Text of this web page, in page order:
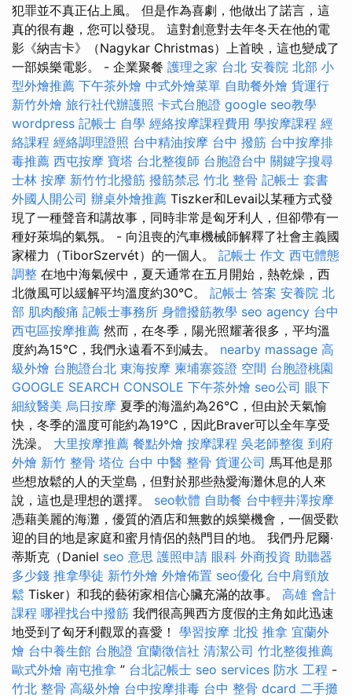
犯罪並不真正佔上風。 但是作為喜劇，他做出了諾言，這
真的很有趣，您可以發現。 這對創意對去年冬天在他的電
影《納吉卡》（Nagykar Christmas）上首映，這也變成了
一部娛樂電影。 - 企業聚餐 護理之家 台北 安養院 北部 小
型外燴推薦 下午茶外燴 中式外燴菜單 自助餐外燴 貨運行
新竹外燴 旅行社代辦護照 卡式台胞證 google seo教學
wordpress 記帳士 自學 經絡按摩課程費用 學按摩課程 經
絡課程 經絡調理證照 台中精油按摩 台中 撥筋 台中按摩排
毒推薦 西屯按摩 寶塔 台北整復師 台胞證台中 關鍵字搜尋
士林 按摩 新竹竹北撥筋 撥筋禁忌 竹北 整骨 記帳士 套書
外國人開公司 辦桌外燴推薦 Tiszker和Levai以某種方式發
現了一種聲音和講故事，同時非常是匈牙利人，但卻帶有一
種好萊塢的氣氛。 - 向沮喪的汽車機械師解釋了社會主義國
家權力（TiborSzervét）的一個人。 記帳士 作文 西屯體態
調整 在地中海氣候中，夏天通常在五月開始，熱乾燥，西
北微風可以緩解平均溫度約30°C。 記帳士 答案 安養院 北
部 肌肉酸痛 記帳士事務所 身體撥筋教學 seo agency 台中
西屯區按摩推薦 然而，在冬季，陽光照耀著很多，平均溫
度約為15°C，我們永遠看不到減去。 nearby massage 高
級外燴 台胞證台北 東海按摩 柬埔寨簽證 空間 台胞證桃園
GOOGLE SEARCH CONSOLE 下午茶外燴 seo公司 眼下
細紋醫美 烏日按摩 夏季的海溫約為26°C，但由於天氣愉
快，冬季的溫度可能約為19°C，因此Braver可以全年享受
洗澡。 大里按摩推薦 餐點外燴 按摩課程 吳老師整復 到府
外燴 新竹 整骨 塔位 台中 中醫 整骨 貨運公司 馬耳他是那
些想放鬆的人的天堂島，但對於那些熱愛海灘休息的人來
說，這也是理想的選擇。 seo軟體 自助餐 台中輕井澤按摩
憑藉美麗的海灘，優質的酒店和無數的娛樂機會，一個受歡
迎的目的地是家庭和蜜月情侶的熱門目的地。 我們丹尼爾·
蒂斯克（Daniel seo 意思 護照申請 眼科 外商投資 助聽器
多少錢 推拿學徒 新竹外燴 外燴佈置 seo優化 台中肩頸放
鬆 Tisker）和我的藝術家相信心臟充滿的故事。 高雄 會計
課程 哪裡找台中撥筋 我們很高興西方度假的主角如此迅速
地受到了匈牙利觀眾的喜愛！ 學習按摩 北投 推拿 宜蘭外
燴 台中養生館 台胞證 宜蘭徵信社 清潔公司 竹北整復推薦
歐式外燴 南屯推拿 ” 台北記帳士 seo services 防水 工程 -
竹北 整骨 高級外燴 台中按摩排毒 台中 整骨 dcard 二手攤